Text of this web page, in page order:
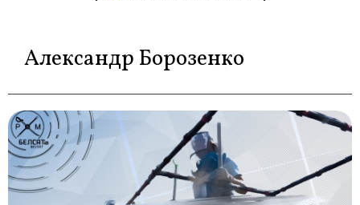
Александр Борозенко